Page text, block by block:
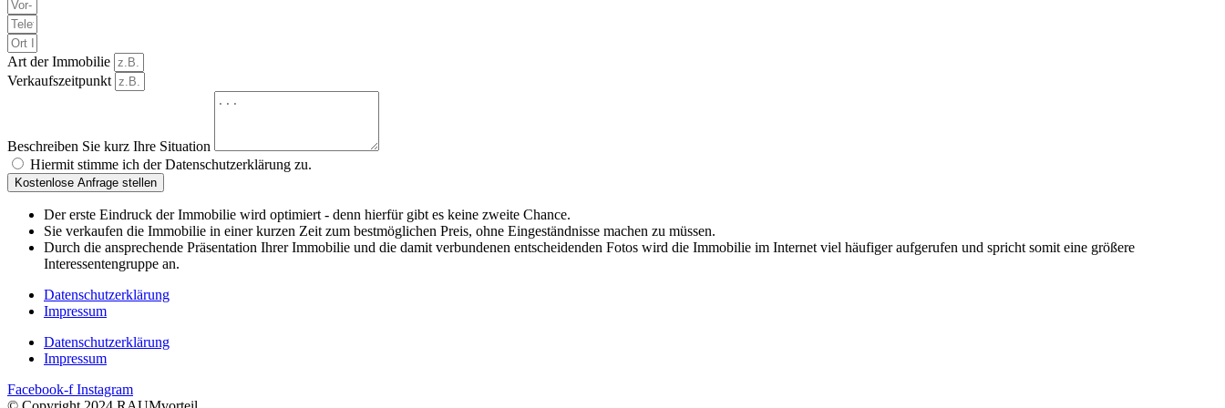
Art der Immobilie
Verkaufszeitpunkt
Beschreiben Sie kurz Ihre Situation
Hiermit stimme ich der Datenschutzerklärung zu.
Kostenlose Anfrage stellen
Der erste Eindruck der Immobilie wird optimiert - denn hierfür gibt es keine zweite Chance.
Sie verkaufen die Immobilie in einer kurzen Zeit zum bestmöglichen Preis, ohne Eingeständnisse machen zu müssen.
Durch die ansprechende Präsentation Ihrer Immobilie und die damit verbundenen entscheidenden Fotos wird die Immobilie im Internet viel häufiger aufgerufen und spricht somit eine größere
Interessentengruppe an.
Datenschutzerklärung
Impressum
Datenschutzerklärung
Impressum
Facebook-f Instagram